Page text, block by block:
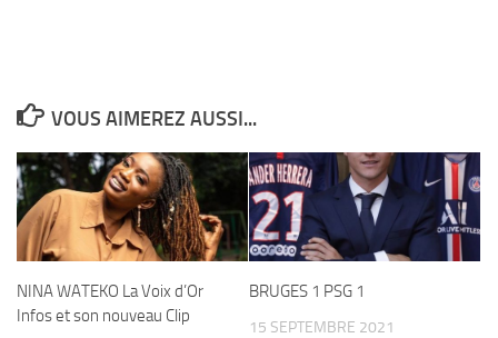
VOUS AIMEREZ AUSSI...
NINA WATEKO La Voix d’Or
Infos et son nouveau Clip
BRUGES 1 PSG 1
15 SEPTEMBRE 2021